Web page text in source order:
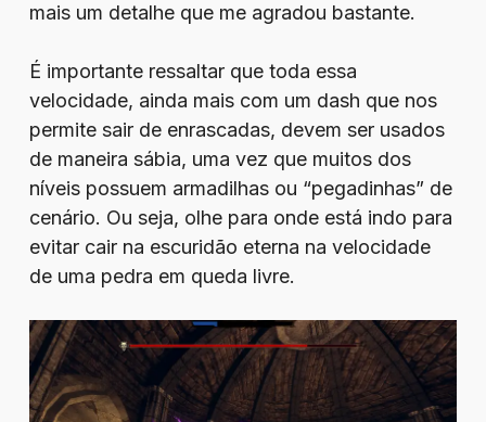
mais um detalhe que me agradou bastante.
É importante ressaltar que toda essa
velocidade, ainda mais com um dash que nos
permite sair de enrascadas, devem ser usados
de maneira sábia, uma vez que muitos dos
níveis possuem armadilhas ou “pegadinhas” de
cenário. Ou seja, olhe para onde está indo para
evitar cair na escuridão eterna na velocidade
de uma pedra em queda livre.